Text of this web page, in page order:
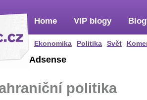
Home
Ekonomika Politika Svět
VIP blogy
Adsense
politika